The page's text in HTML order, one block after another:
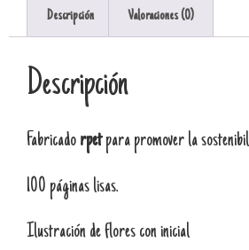
Descripción Valoraciones (0)
Descripción
Fabricado rpetpara promover la
100 páginas lisas.
Ilustración de flores con inicial